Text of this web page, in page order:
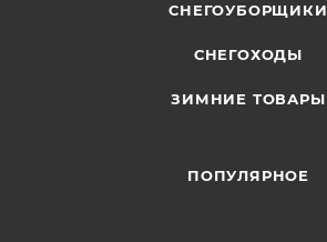
СНЕГОУБОРЩИКИ
СНЕГОХОДЫ
ЗИМНИЕ ТОВАРЫ
ПОПУЛЯРНОЕ